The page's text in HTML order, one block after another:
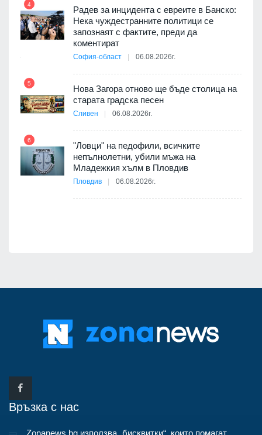
4
Радев за инцидента с евреите в Банско:
Нека чуждестранните политици се
запознаят с фактите, преди да
коментират
София-област 06.08.2026г.
5
Нова Загора отново ще бъде столица на
старата градска песен
Сливен 06.08.2026г.
6
"Ловци" на педофили, всичките
непълнолетни, убили мъжа на
Младежкия хълм в Пловдив
Пловдив 06.08.2026г.
Връзка с нас
Zonanews.bg използва „бисквитки“, които помагат